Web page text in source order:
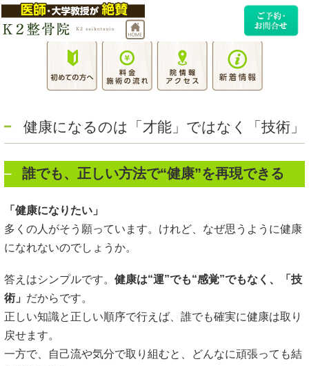
健康になるのは「才能」ではなく「技術」
誰でも、正しい方法で“健康”を再現できる
「健康になりたい」
多くの人がそう願っています。けれど、なぜ思うように健康
になれないのでしょうか。
答えはシンプルです。 健康は“運”でも“感覚”でもなく、「技
術」 だからです。
正しい知識と正しい順序で行えば、誰でも確実に健康は取り
戻せます。
一方で、自己流や気分で取り組むと、どんなに頑張っても結